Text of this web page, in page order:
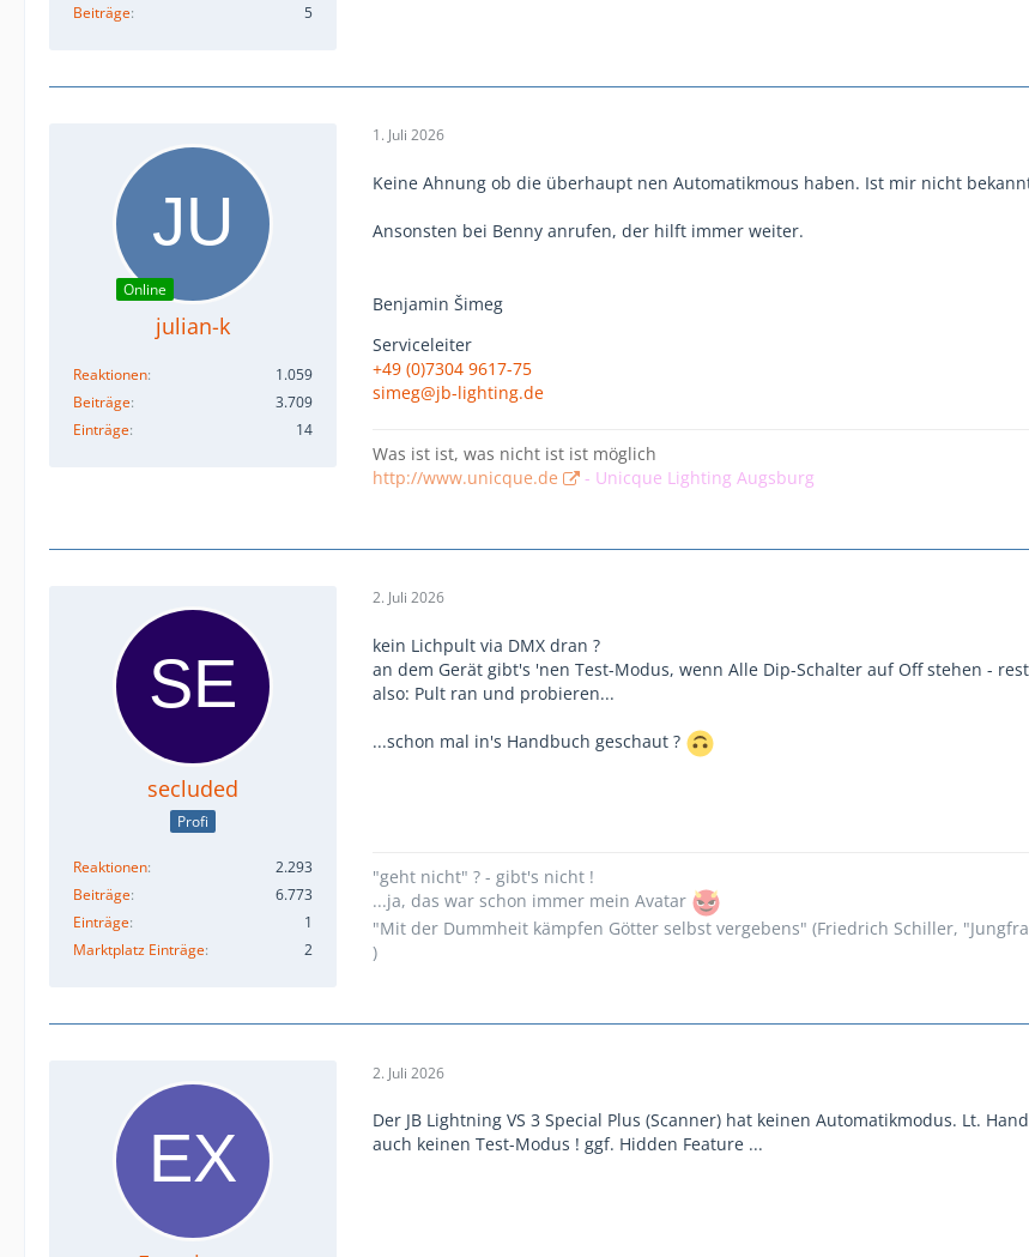
Beiträge 5
Online
julian-k
Reaktionen
1.059
Beiträge
3.709
Einträge
14
1. Juli 2026
Keine Ahnung ob die überhaupt nen Automatikmous haben. Ist mir nicht
Ansonsten bei Benny anrufen, der hilft immer weiter.
Benjamin Šimeg
Serviceleiter
+49 (0)7304 9617-75
simeg@jb-lighting.de
Was ist ist, was nicht ist ist möglich
http://www.unicque.de
- Unicque Lighting Augsburg
secluded
Profi
Reaktionen
2.293
Beiträge
6.773
Einträge
1
Marktplatz Einträge
2
2. Juli 2026
kein Lichpult via DMX dran ?
an dem Gerät gibt's 'nen Test-Modus, wenn Alle Dip-Schalter auf Off stehen -
also: Pult ran und probieren...
...schon mal in's Handbuch geschaut ?
"geht nicht" ? - gibt's nicht !
...ja, das war schon immer mein Avatar
"Mit der Dummheit kämpfen Götter selbst vergebens" (Friedrich Schiller,
)
2. Juli 2026
Der JB Lightning VS 3 Special Plus (Scanner) hat keinen Automatikmodus. Lt.
auch keinen Test-Modus ! ggf. Hidden Feature ...